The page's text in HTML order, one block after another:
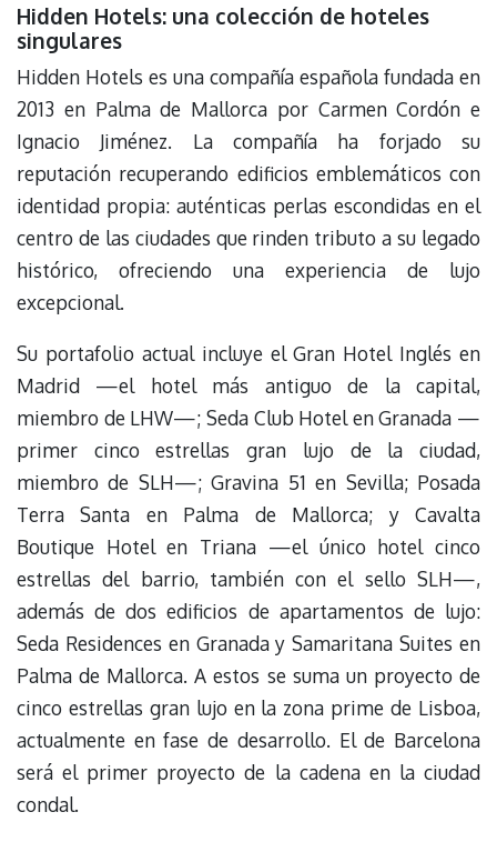
Hidden Hotels: una colección de hoteles
singulares
Hidden Hotels es una compañía española fundada en
2013 en Palma de Mallorca por Carmen Cordón e
Ignacio Jiménez. La compañía ha forjado su
reputación recuperando edificios emblemáticos con
identidad propia: auténticas perlas escondidas en el
centro de las ciudades que rinden tributo a su legado
histórico, ofreciendo una experiencia de lujo
excepcional.
Su portafolio actual incluye el Gran Hotel Inglés en
Madrid —el hotel más antiguo de la capital,
miembro de LHW—; Seda Club Hotel en Granada —
primer cinco estrellas gran lujo de la ciudad,
miembro de SLH—; Gravina 51 en Sevilla; Posada
Terra Santa en Palma de Mallorca; y Cavalta
Boutique Hotel en Triana —el único hotel cinco
estrellas del barrio, también con el sello SLH—,
además de dos edificios de apartamentos de lujo:
Seda Residences en Granada y Samaritana Suites en
Palma de Mallorca. A estos se suma un proyecto de
cinco estrellas gran lujo en la zona prime de Lisboa,
actualmente en fase de desarrollo. El de Barcelona
será el primer proyecto de la cadena en la ciudad
condal.